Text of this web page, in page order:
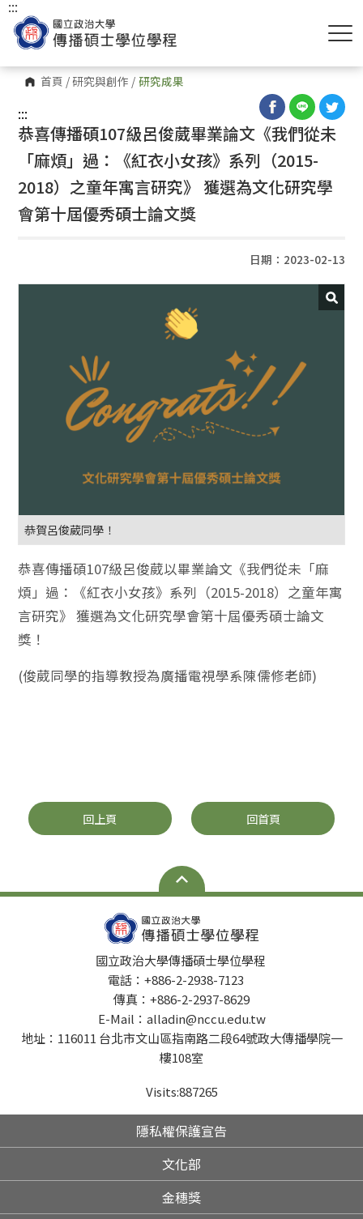
首頁 /研究與創作 / 研究成果
:::
:::
恭喜傳播碩107級呂俊葳畢業論文《我們從未
「麻煩」過：《紅衣小女孩》系列（2015-
2018）之童年寓言研究》 獲選為文化研究學
會第十屆優秀碩士論文獎
日期：2023-02-13
恭賀呂俊葳同學！
恭喜傳播碩107級呂俊葳以畢業論文《我們從未「麻
煩」過：《紅衣小女孩》系列（2015-2018）之童年寓
言研究》 獲選為文化研究學會第十屆優秀碩士論文
獎！
(俊葳同學的指導教授為廣播電視學系陳儒修老師)
回上頁 回首頁
國立政治大學傳播碩士學位學程
電話：+886-2-2938-7123
傳真：+886-2-2937-8629
E-Mail：alladin@nccu.edu.tw
地址：116011 台北市文山區指南路二段64號政大傳播學院一
樓108室
Visits:887265
隱私權保護宣告
文化部
金穗獎